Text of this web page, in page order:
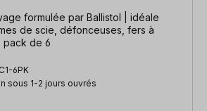
formulée par Ballistol | idéale
de scie, défonceuses, fers à
pack de 6
6PK
sous 1-2 jours ouvrés